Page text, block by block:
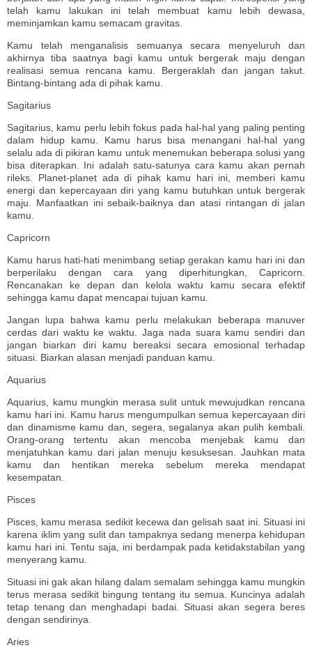
telah kamu lakukan ini telah membuat kamu lebih dewasa,
meminjamkan kamu semacam gravitas.
Kamu telah menganalisis semuanya secara menyeluruh dan
akhirnya tiba saatnya bagi kamu untuk bergerak maju dengan
realisasi semua rencana kamu. Bergeraklah dan jangan takut.
Bintang-bintang ada di pihak kamu.
Sagitarius
Sagitarius, kamu perlu lebih fokus pada hal-hal yang paling penting
dalam hidup kamu. Kamu harus bisa menangani hal-hal yang
selalu ada di pikiran kamu untuk menemukan beberapa solusi yang
bisa diterapkan. Ini adalah satu-satunya cara kamu akan pernah
rileks. Planet-planet ada di pihak kamu hari ini, memberi kamu
energi dan kepercayaan diri yang kamu butuhkan untuk bergerak
maju. Manfaatkan ini sebaik-baiknya dan atasi rintangan di jalan
kamu.
Capricorn
Kamu harus hati-hati menimbang setiap gerakan kamu hari ini dan
berperilaku dengan cara yang diperhitungkan, Capricorn.
Rencanakan ke depan dan kelola waktu kamu secara efektif
sehingga kamu dapat mencapai tujuan kamu.
Jangan lupa bahwa kamu perlu melakukan beberapa manuver
cerdas dari waktu ke waktu. Jaga nada suara kamu sendiri dan
jangan biarkan diri kamu bereaksi secara emosional terhadap
situasi. Biarkan alasan menjadi panduan kamu.
Aquarius
Aquarius, kamu mungkin merasa sulit untuk mewujudkan rencana
kamu hari ini. Kamu harus mengumpulkan semua kepercayaan diri
dan dinamisme kamu dan, segera, segalanya akan pulih kembali.
Orang-orang tertentu akan mencoba menjebak kamu dan
menjatuhkan kamu dari jalan menuju kesuksesan. Jauhkan mata
kamu dan hentikan mereka sebelum mereka mendapat
kesempatan.
Pisces
Pisces, kamu merasa sedikit kecewa dan gelisah saat ini. Situasi ini
karena iklim yang sulit dan tampaknya sedang menerpa kehidupan
kamu hari ini. Tentu saja, ini berdampak pada ketidakstabilan yang
menyerang kamu.
Situasi ini gak akan hilang dalam semalam sehingga kamu mungkin
terus merasa sedikit bingung tentang itu semua. Kuncinya adalah
tetap tenang dan menghadapi badai. Situasi akan segera beres
dengan sendirinya.
Aries